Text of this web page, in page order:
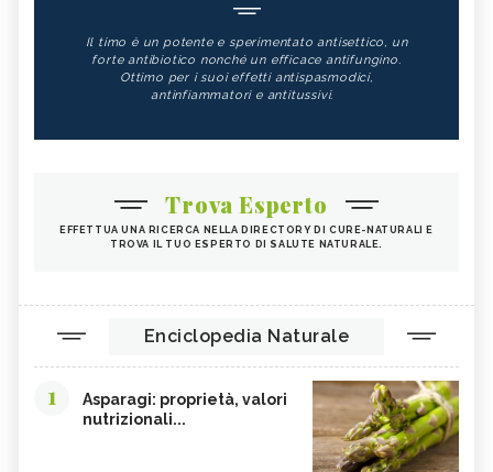
Il timo è un potente e sperimentato antisettico, un
forte antibiotico nonché un efficace antifungino.
Ottimo per i suoi effetti antispasmodici,
antinfiammatori e antitussivi.
Trova Esperto
EFFETTUA UNA RICERCA NELLA DIRECTORY DI CURE-NATURALI E
TROVA IL TUO ESPERTO DI SALUTE NATURALE.
Enciclopedia Naturale
1
Asparagi: proprietà, valori
nutrizionali...